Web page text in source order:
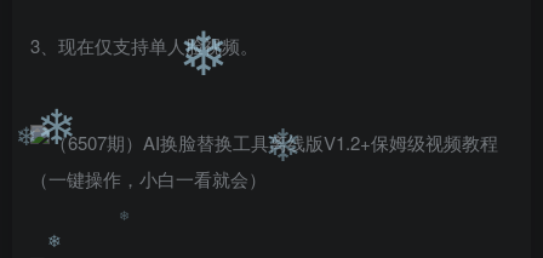
3、现在仅支持单人脸视频。
❄
❄